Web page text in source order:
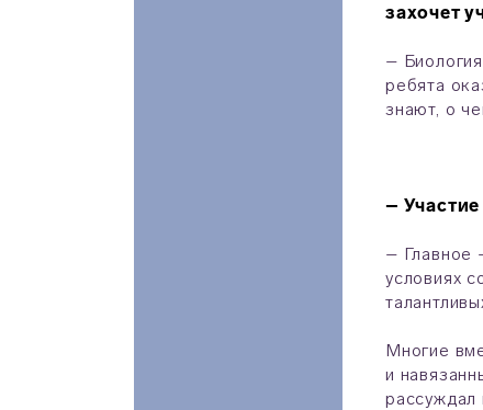
захочет
–
ребята
знают, о
–
– Главное
условиях
Многие
и
рассуждал